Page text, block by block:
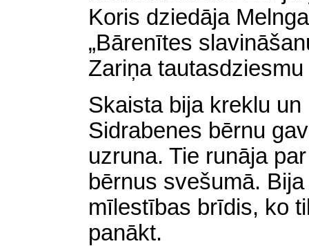
Koris dziedāja
„Bārenītes
Zariņa tautasdziesmu
Skaista bija kreklu
Sidrabenes bērnu
uzruna. Tie runāja
bērnus svešumā.
mīlestības brīdis, ko
panākt.